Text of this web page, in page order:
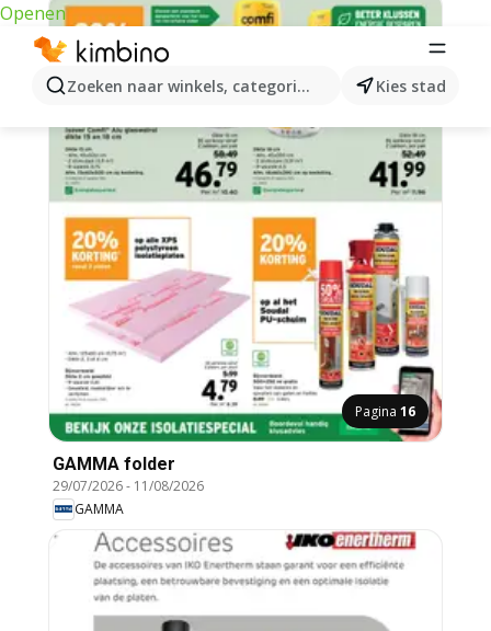
Openen
Zoeken naar winkels, categorieën, producten...
Kies stad
Pagina 16
GAMMA folder
29/07/2026- 11/08/2026
GAMMA